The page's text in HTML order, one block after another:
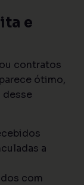
e
contratos
ótimo,
desse
a
com